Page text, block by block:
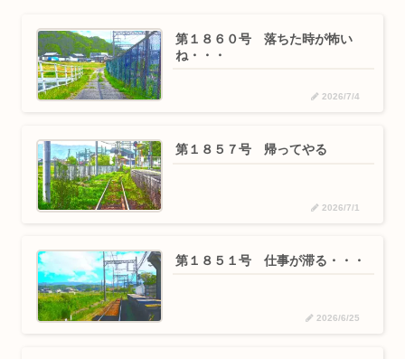
第１８６０号 落ちた時が怖い
ね・・・
2026/7/4
第１８５７号 帰ってやる
2026/7/1
第１８５１号 仕事が滞る・・・
2026/6/25